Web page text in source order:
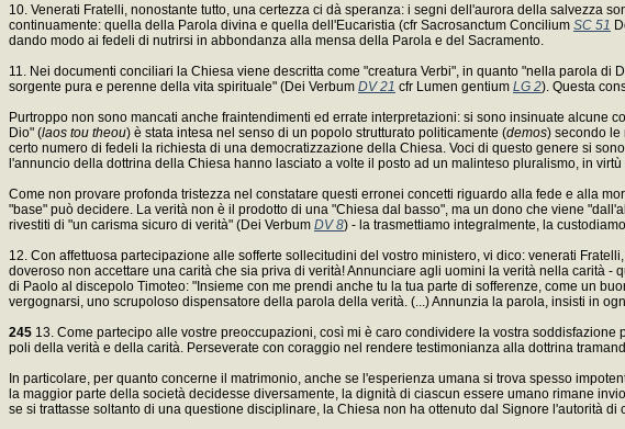
10. Venerati Fratelli, nonostante tutto, una certezza ci dà speranza: i segni dell'aurora della salvezza
continuamente: quella della Parola divina e quella dell'Eucaristia (cfr Sacrosanctum Concilium SC 51
dando modo ai fedeli di nutrirsi in abbondanza alla mensa della Parola e del Sacramento.
11. Nei documenti conciliari la Chiesa viene descritta come "creatura Verbi", in quanto "nella parola
sorgente pura e perenne della vita spirituale" (Dei Verbum DV 21 cfr Lumen gentium LG 2). Questa
Purtroppo non sono mancati anche fraintendimenti ed errate interpretazioni: si sono insinuate
Dio" (laos tou theou) è stata intesa nel senso di un popolo strutturato politicamente (demos) secondo le
certo numero di fedeli la richiesta di una democratizzazione della Chiesa. Voci di questo genere si
l'annuncio della dottrina della Chiesa hanno lasciato a volte il posto ad un malinteso pluralismo, in
Come non provare profonda tristezza nel constatare questi erronei concetti riguardo alla fede e alla
"base" può decidere. La verità non è il prodotto di una "Chiesa dal basso", ma un dono che viene
rivestiti di "un carisma sicuro di verità" (Dei Verbum DV 8) - la trasmettiamo integralmente, la
12. Con affettuosa partecipazione alle sofferte sollecitudini del vostro ministero, vi dico: venerati
doveroso non accettare una carità che sia priva di verità! Annunciare agli uomini la verità nella carità
di Paolo al discepolo Timoteo: "Insieme con me prendi anche tu la tua parte di sofferenze, come un
vergognarsi, uno scrupoloso dispensatore della parola della verità. (...) Annunzia la parola, insisti in
245 13. Come partecipo alle vostre preoccupazioni, così mi è caro condividere la vostra
poli della verità e della carità. Perseverate con coraggio nel rendere testimonianza alla dottrina
In particolare, per quanto concerne il matrimonio, anche se l'esperienza umana si trova spesso
la maggior parte della società decidesse diversamente, la dignità di ciascun essere umano rimane
se si trattasse soltanto di una questione disciplinare, la Chiesa non ha ottenuto dal Signore l'autorità